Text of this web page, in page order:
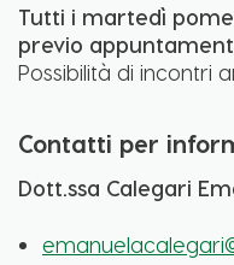
Tutti i martedì
previo
Possibilità di incontri
Contatti per
Dott.ssa Calegari